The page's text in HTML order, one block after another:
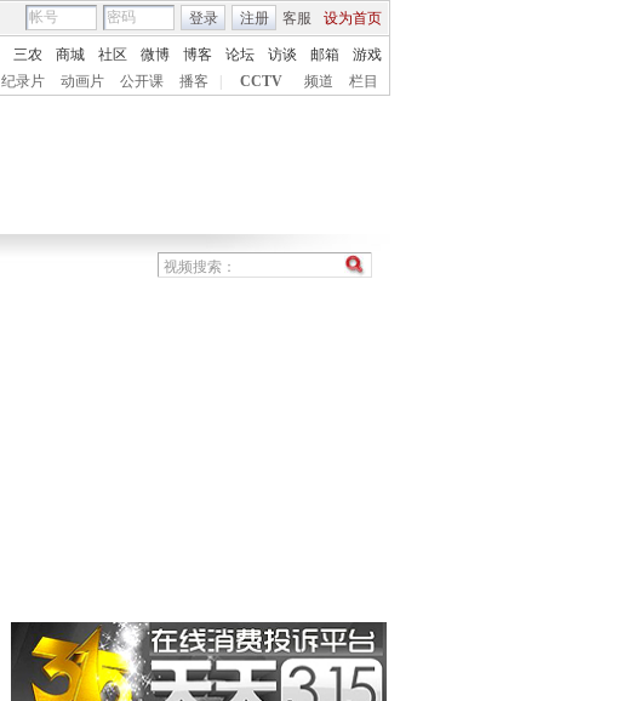
客服 设为首页
登录 注册
三农 商城 社区 微博 博客 论坛 访谈 邮箱
游戏
纪录片 动画片 公开课 播客 CCTV 频道 栏目